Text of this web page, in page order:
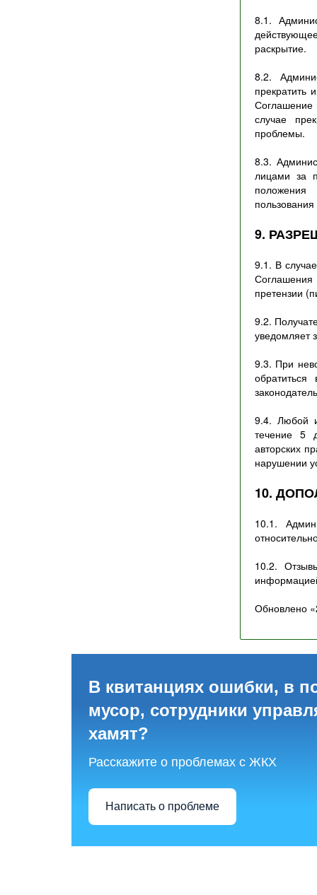
8.1.
раскрытие.
8.2.
прекратить
Соглашение
случае
проблемы.
8.3.
лицами за
положения
9.
9.1. В
претензии
9.2.
уведомляет
9.3. При
9.4. Любой
течение 5
авторских
нарушении
10.
10.1.
10.2.
Обновлено
В квитанциях ошибки, в
мусор, сотрудники
хамят?
Расскажите о проблемах с ЖКХ
Написать о проблеме